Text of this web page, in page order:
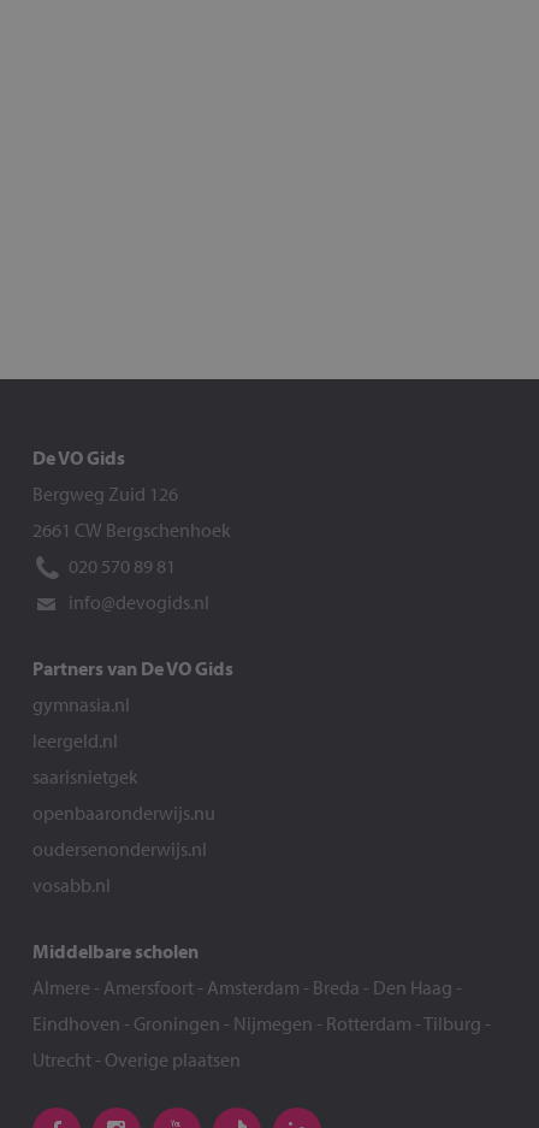
De VO Gids
Bergweg Zuid 126
2661 CW Bergschenhoek
020 570 89 81
info@devogids.nl
Partners van De VO Gids
gymnasia.nl
leergeld.nl
saarisnietgek
openbaaronderwijs.nu
oudersenonderwijs.nl
vosabb.nl
Middelbare scholen
Almere - Amersfoort- Amsterdam - Breda - Den Haag -
Eindhoven - Groningen - Nijmegen - Rotterdam -Tilburg -
Utrecht- Overige plaatsen